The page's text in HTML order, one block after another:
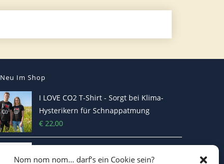
Nom nom nom… darf’s ein Cookie sein?
Neu Im Shop
I LOVE CO2 T-Shirt - Sorgt bei Klima-
Hysterikern für Schnappatmung
€22,00
€19,70